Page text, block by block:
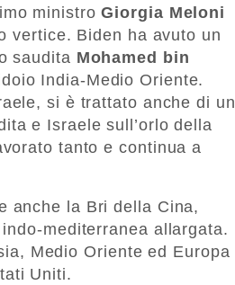
ministroGiorgia Meloni
vertice. Biden ha avuto un
saudita Mohamed bin
India-Medio Oriente.
si è trattato anche di un
e Israele sull’orlo della
tanto e continua a
anche la Bri della Cina,
mediterranea allargata.
Medio Oriente ed Europa
Uniti.